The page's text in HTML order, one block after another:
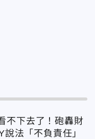
不下去了！砲轟財
說法「不負責任」